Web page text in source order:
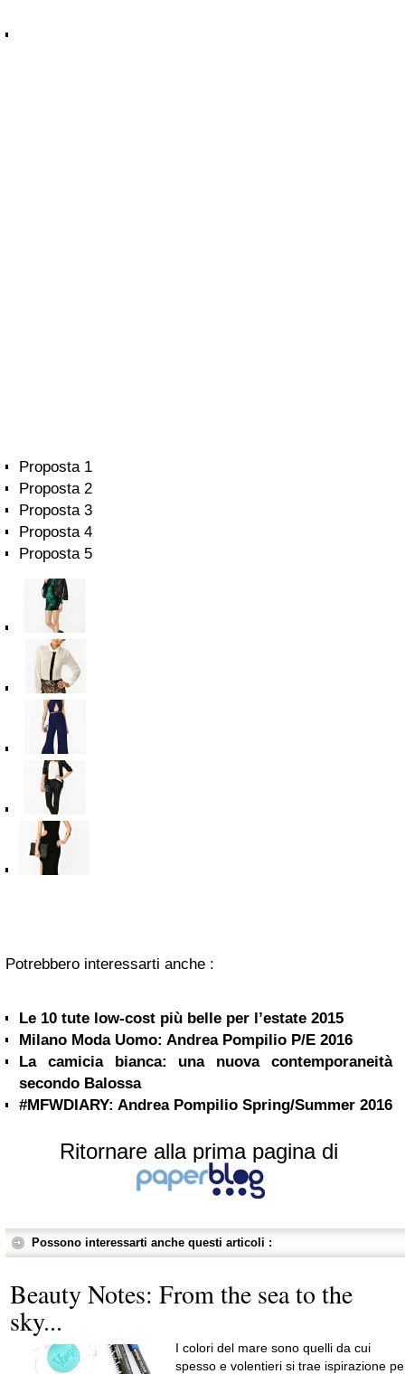
Proposta 1
Proposta 2
Proposta 3
Proposta 4
Proposta 5
Potrebbero interessarti anche :
Le 10 tute low-cost più belle per l’estate 2015
Milano Moda Uomo: Andrea Pompilio P/E 2016
La camicia bianca: una nuova contemporaneità
secondo Balossa
#MFWDIARY: Andrea Pompilio Spring/Summer 2016
Ritornare alla prima pagina di
Possono interessarti anche questi articoli :
Beauty Notes: From the sea to the
sky...
I colori del mare sono quelli da cui
spesso e volentieri si trae ispirazione